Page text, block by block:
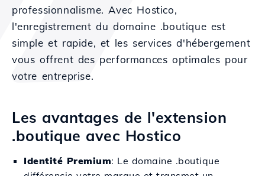
professionnalisme. Avec Hostico,
l'enregistrement du domaine .boutique est
simple et rapide, et les services d'hébergement
vous offrent des performances optimales pour
votre entreprise.
Les avantages de l'extension
.boutique avec Hostico
Identité Premium: Le domaine .boutique